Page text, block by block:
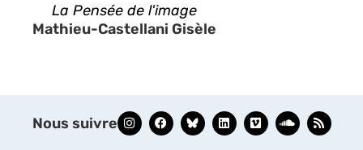
La Pensée de l'image
Mathieu-Castellani Gisèle
Nous suivre